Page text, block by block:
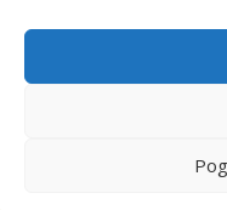
a fi capabil aiba
tigul deci cand
ie?i?i doar urmarire
rundei din Joc, iar
consulta arhiva care